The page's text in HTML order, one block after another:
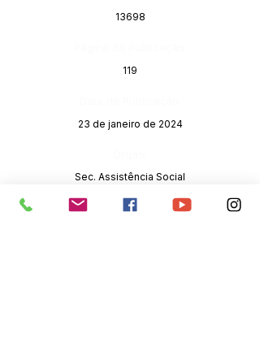
13698
119
23 de janeiro de 2024
Sec. Assistência Social